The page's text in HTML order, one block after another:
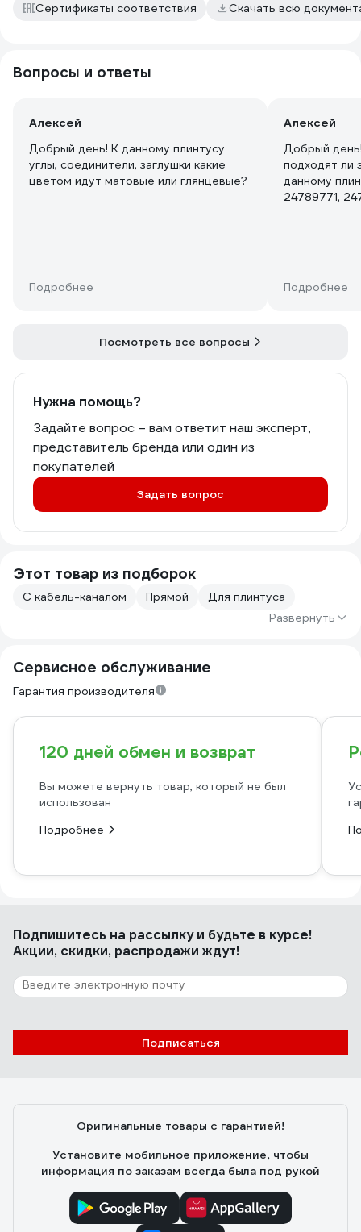
Сертификаты соответствия Скачать всю
Вопросы и ответы
Алексей
Добрый день! К данному плинтусу
углы, соединители, заглушки какие
цветом идут матовые или глянцевые?
Подробнее
Алексей
Добрый
подходят ли
данному
24789771,
Подробнее
Посмотреть все вопросы
Нужна помощь?
Задайте вопрос – вам ответит наш эксперт,
представитель бренда или один из
покупателей
Задать вопрос
Этот товар из подборок
С кабель-каналом Прямой
Для плинтуса
Развернуть
Сервисное обслуживание
Гарантия производителя
120 дней обмен и возврат
Вы можете вернуть товар, который не был
использован
Подробнее
Подпишитесь на рассылкуи будьте в курсе!
Акции, скидки, распродажи ждут!
Подписаться
Оригинальные товары с гарантией!
Установите мобильное приложение, чтобы
информация по заказам всегда была под рукой